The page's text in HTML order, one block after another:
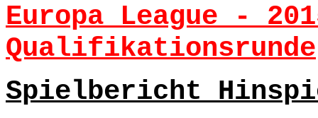
Europa League -
Qualifikationsrunde
Spielbericht